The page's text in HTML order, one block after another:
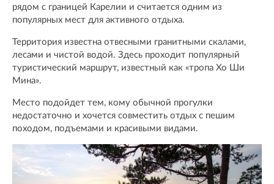
рядом с границей Карелии и считается одним из
популярных мест для активного отдыха.
Территория известна отвесными гранитными скалами,
лесами и чистой водой. Здесь проходит популярный
туристический маршрут, известный как «тропа Хо Ши
Мина».
Место подойдет тем, кому обычной прогулки
недостаточно и хочется совместить отдых с пешим
походом, подъемами и красивыми видами.